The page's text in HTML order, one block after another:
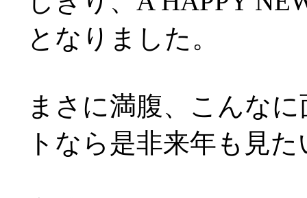
となりました。
まさに満腹、こんな
トなら是非来年も見